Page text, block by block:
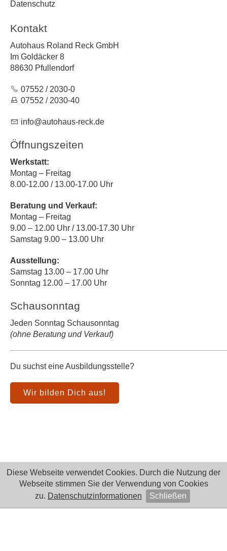
Datenschutz
Kontakt
Autohaus Roland Reck GmbH
Im Goldäcker 8
88630 Pfullendorf
07552 / 2030-0
07552 / 2030-40
nf t h s-r ck d
Öffnungszeiten
Werkstatt:
Montag – Freitag
8.00-12.00 / 13.00-17.00 Uhr
Beratung und Verkauf:
Montag – Freitag
9.00 – 12.00 Uhr / 13.00-17.30 Uhr
Samstag 9.00 – 13.00 Uhr
Ausstellung:
Samstag 13.00 – 17.00 Uhr
Sonntag 12.00 – 17.00 Uhr
Schausonntag
Jeden Sonntag Schausonntag
(ohne Beratung und Verkauf)
Du suchst eine Ausbildungsstelle?
Wir bilden Dich aus!
Diese Webseite verwendet Cookies. Durch die Nutzung der
Webseite stimmen Sie der Verwendung von Cookies
zu. Datenschutzinformationen Schließen